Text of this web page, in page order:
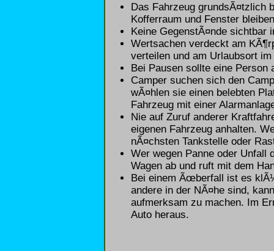
Das Fahrzeug grundsÃ¤tzlich
Kofferraum und Fenster
Keine GegenstÃ¤nde sichtbar
Wertsachen verdeckt am
verteilen und am Urlaubsort
Bei Pausen sollte eine Person
Camper suchen sich den
wÃ¤hlen sie einen belebten
Fahrzeug mit einer
Nie auf Zuruf anderer
eigenen Fahrzeug anhalten.
nÃ¤chsten Tankstelle oder
Wer wegen Panne oder Unfall
Wagen ab und ruft mit dem
Bei einem Ãœberfall ist es
andere in der NÃ¤he sind,
aufmerksam zu machen. Im
Auto heraus.